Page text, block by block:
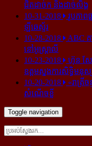
ជិត​ដាច់ក និង​ដាច់​លិង្គ
10-31-2018
រូបភាព​
ឡីឆេស្ទ័រ
10-28-2018
ABC
នៅ​អូស្ត្រាលី
10-23-2018
ហ៊ុន សែ
ឧត្តម​ស្នងការ​សិទ្ធិ​មនុ
10-20-2018
«រាត្រី
សំណើចខ្លី
Toggle navigation